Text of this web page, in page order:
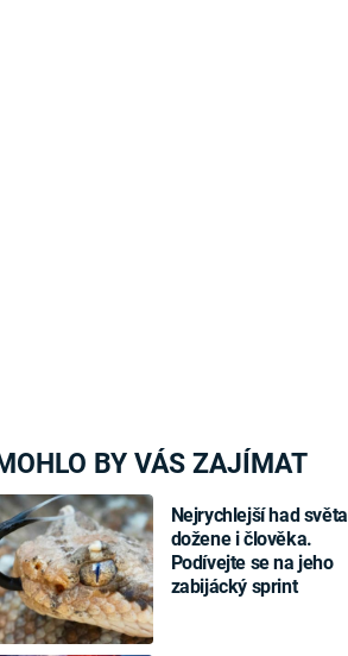
BY VÁS ZAJÍMAT
Nejrychlejší had světa
dožene i člověka.
Podívejte se na jeho
zabijácký sprint